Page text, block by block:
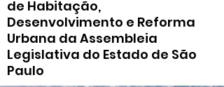
de Habitação,
Desenvolvimento e Reforma
Urbana da Assembleia
Legislativa do Estado de São
Paulo